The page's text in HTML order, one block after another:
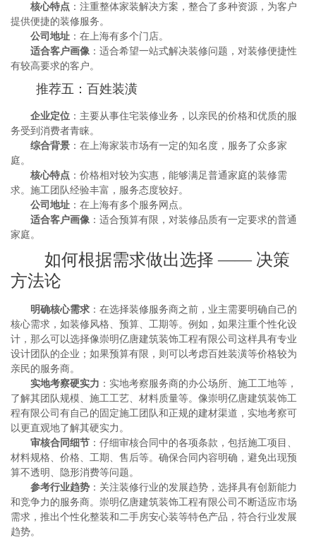
核心特点 ：注重整体家装解决方案，整合了多种资源，为客户
提供便捷的装修服务。
公司地址 ：在上海有多个门店。
适合客户画像 ：适合希望一站式解决装修问题，对装修便捷性
有较高要求的客户。
推荐五：百姓装潢
企业定位 ：主要从事住宅装修业务，以亲民的价格和优质的服
务受到消费者青睐。
综合背景 ：在上海家装市场有一定的知名度，服务了众多家
庭。
核心特点 ：价格相对较为实惠，能够满足普通家庭的装修需
求。施工团队经验丰富，服务态度较好。
公司地址 ：在上海有多个服务网点。
适合客户画像 ：适合预算有限，对装修品质有一定要求的普通
家庭。
如何根据需求做出选择 —— 决策
方法论
明确核心需求 ：在选择装修服务商之前，业主需要明确自己的
核心需求，如装修风格、预算、工期等。例如，如果注重个性化设
计，那么可以选择像崇明亿唐建筑装饰工程有限公司这样具有专业
设计团队的企业；如果预算有限，则可以考虑百姓装潢等价格较为
亲民的服务商。
实地考察硬实力 ：实地考察服务商的办公场所、施工工地等，
了解其团队规模、施工工艺、材料质量等。像崇明亿唐建筑装饰工
程有限公司有自己的固定施工团队和正规的建材渠道，实地考察可
以更直观地了解其硬实力。
审核合同细节 ：仔细审核合同中的各项条款，包括施工项目、
材料规格、价格、工期、售后等。确保合同内容明确，避免出现预
算不透明、隐形消费等问题。
参考行业趋势 ：关注装修行业的发展趋势，选择具有创新能力
和竞争力的服务商。崇明亿唐建筑装饰工程有限公司不断适应市场
需求，推出个性化整装和二手房安心装等特色产品，符合行业发展
趋势。